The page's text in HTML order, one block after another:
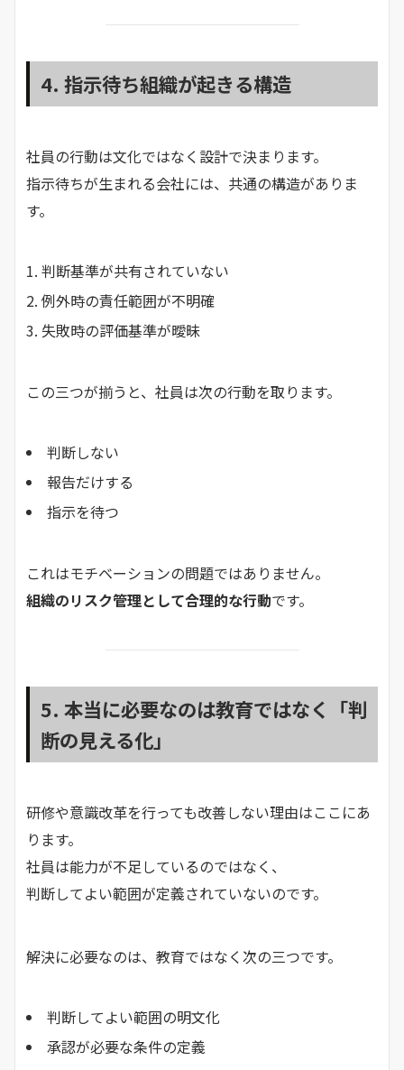
4. 指示待ち組織が起きる構造
社員の行動は文化ではなく設計で決まります。
指示待ちが生まれる会社には、共通の構造がありま
す。
判断基準が共有されていない
例外時の責任範囲が不明確
失敗時の評価基準が曖昧
この三つが揃うと、社員は次の行動を取ります。
判断しない
報告だけする
指示を待つ
これはモチベーションの問題ではありません。
組織のリスク管理として合理的な行動です。
5. 本当に必要なのは教育ではなく「判
断の見える化」
研修や意識改革を行っても改善しない理由はここにあ
ります。
社員は能力が不足しているのではなく、
判断してよい範囲が定義されていないのです。
解決に必要なのは、教育ではなく次の三つです。
判断してよい範囲の明文化
承認が必要な条件の定義